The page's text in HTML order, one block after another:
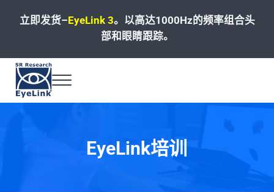
立即发货– EyeLink 3。 以高达1000Hz的频率组合头
部和眼睛跟踪。
高速、精准和可靠的眼动追踪解决方案
Menu
EyeLink培训